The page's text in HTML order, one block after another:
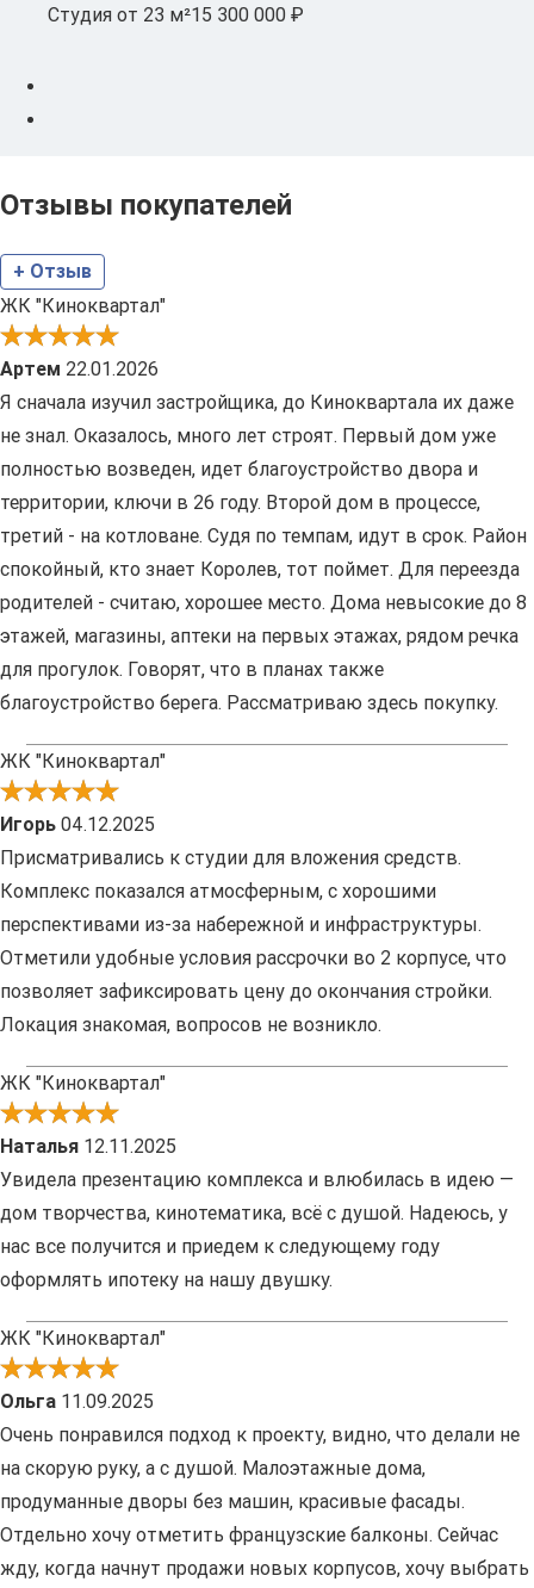
Студия от 23 м²15 300 000 ₽
Отзывы покупателей
+ Отзыв
ЖК "Киноквартал"
Артем 22.01.2026
Я сначала изучил застройщика, до Киноквартала их даже
не знал. Оказалось, много лет строят. Первый дом уже
полностью возведен, идет благоустройство двора и
территории, ключи в 26 году. Второй дом в процессе,
третий - на котловане. Судя по темпам, идут в срок. Район
спокойный, кто знает Королев, тот поймет. Для переезда
родителей - считаю, хорошее место. Дома невысокие до 8
этажей, магазины, аптеки на первых этажах, рядом речка
для прогулок. Говорят, что в планах также
благоустройство берега. Рассматриваю здесь покупку.
ЖК "Киноквартал"
Игорь 04.12.2025
Присматривались к студии для вложения средств.
Комплекс показался атмосферным, с хорошими
перспективами из-за набережной и инфраструктуры.
Отметили удобные условия рассрочки во 2 корпусе, что
позволяет зафиксировать цену до окончания стройки.
Локация знакомая, вопросов не возникло.
ЖК "Киноквартал"
Наталья 12.11.2025
Увидела презентацию комплекса и влюбилась в идею —
дом творчества, кинотематика, всё с душой. Надеюсь, у
нас все получится и приедем к следующему году
оформлять ипотеку на нашу двушку.
ЖК "Киноквартал"
Ольга 11.09.2025
Очень понравился подход к проекту, видно, что делали не
на скорую руку, а с душой. Малоэтажные дома,
продуманные дворы без машин, красивые фасады.
Отдельно хочу отметить французские балконы. Сейчас
жду, когда начнут продажи новых корпусов, хочу выбрать